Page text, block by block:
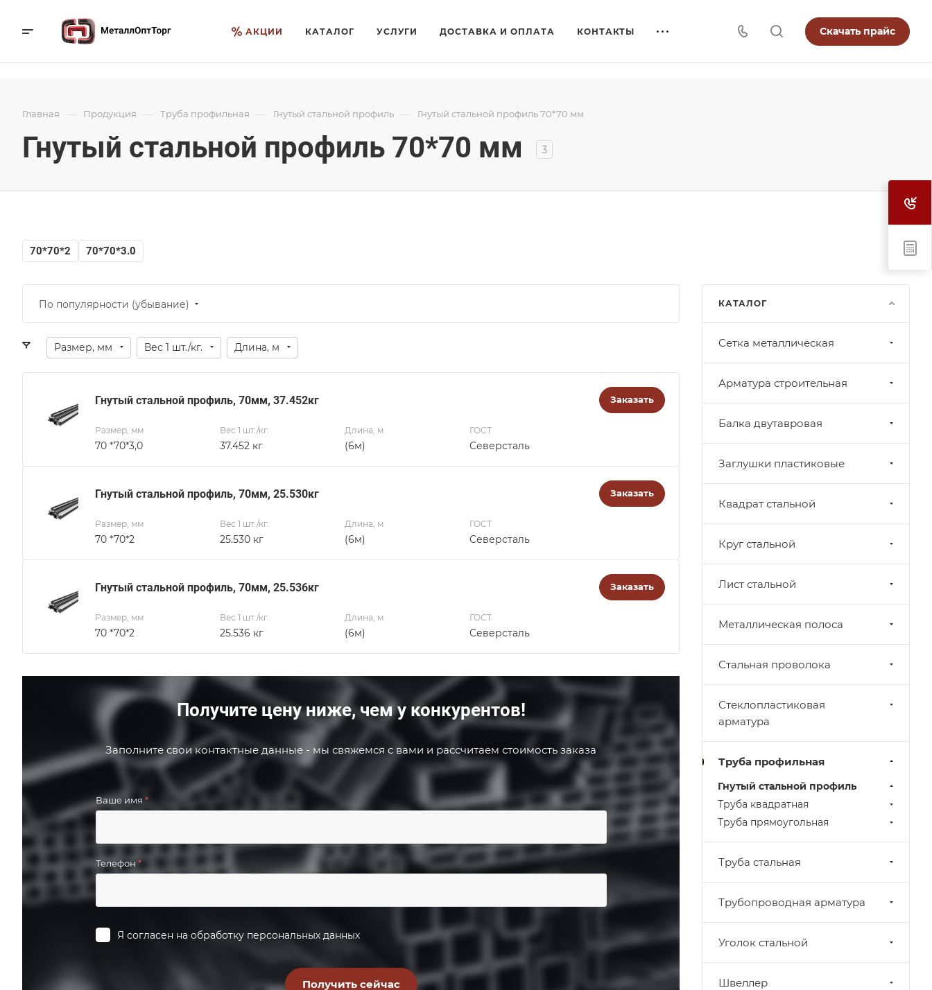
АКЦИИ КАТАЛОГ УСЛУГИ ДОСТАВКА И ОПЛАТА КОНТАКТЫ Скачать прайс
Главная — Продукция — Труба профильная — Гнутый стальной профиль — Гнутый стальной профиль 70*70 мм
Гнутый стальной профиль 70*70 мм 3
70*70*2 70*70*3.0
По популярности (убывание)
Размер, мм Вес 1 шт./кг. Длина, м
Гнутый стальной профиль, 70мм, 37.452кг Заказать
Размер, мм
70 *70*3,0
Вес 1 шт./кг.
37.452 кг
Длина, м
(6м)
ГОСТ
Северсталь
Гнутый стальной профиль, 70мм, 25.530кг Заказать
Размер, мм
70 *70*2
Вес 1 шт./кг.
25.530 кг
Длина, м
(6м)
ГОСТ
Северсталь
Гнутый стальной профиль, 70мм, 25.536кг Заказать
Размер, мм
70 *70*2
Вес 1 шт./кг.
25.536 кг
Длина, м
(6м)
ГОСТ
Северсталь
Получите цену ниже, чем у конкурентов!
Заполните свои контактные данные - мы свяжемся с вами и рассчитаем стоимость заказа
Ваше имя *
Телефон *
Я согласен на обработку персональных данных
КАТАЛОГ
Cетка металлическая
Арматура строительная
Балка двутавровая
Заглушки пластиковые
Квадрат стальной
Круг стальной
Лист стальной
Металлическая полоса
Стальная проволока
Стеклопластиковая
арматура
Труба профильная
Гнутый стальной профиль
Труба квадратная
Труба прямоугольная
Труба стальная
Трубопроводная арматура
Уголок стальной
Швеллер